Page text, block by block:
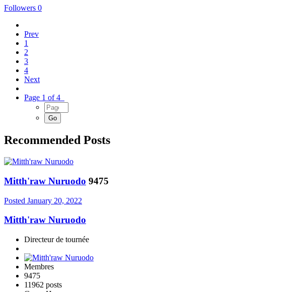
Followers 0
Prev
1
2
3
4
Next
Page 1 of 4
Recommended Posts
Mitth'raw Nuruodo 9475
Posted January 20, 2022
Mitth'raw Nuruodo
Directeur de tournée
Membres
9475
11962 posts